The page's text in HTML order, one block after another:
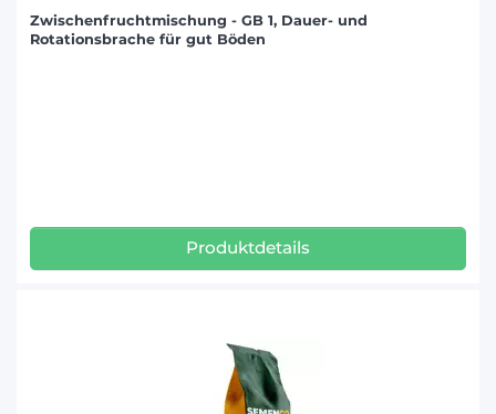
Zwischenfruchtmischung - GB 1, Dauer- und
Rotationsbrache für gut Böden
Produktdetails